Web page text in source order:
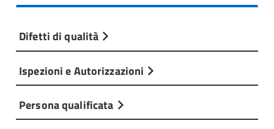
Difetti di qualità
Ispezioni e Autorizzazioni
Persona qualificata